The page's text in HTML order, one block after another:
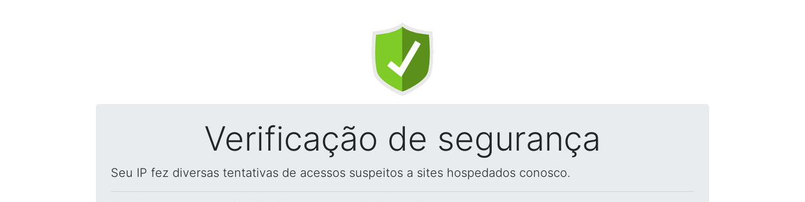
Verificação de segurança
Seu IP fez diversas tentativas de acessos suspeitos a sites hospedados conosco.